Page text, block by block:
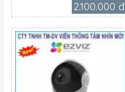
2.100.000 đ